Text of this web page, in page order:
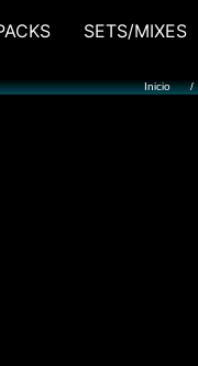
SETS/MIXES
Inicio /